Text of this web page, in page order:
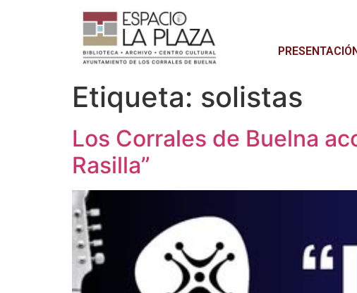
PRESENTACIÓN
Etiqueta: solistas
Los Corrales de Buelna
Rasilla”